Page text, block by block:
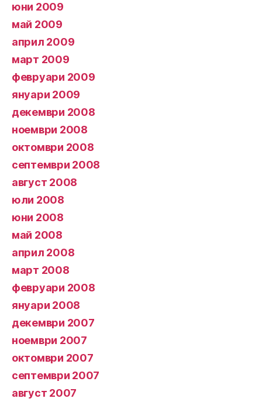
юни 2009
май 2009
април 2009
март 2009
февруари 2009
януари 2009
декември 2008
ноември 2008
октомври 2008
септември 2008
август 2008
юли 2008
юни 2008
май 2008
април 2008
март 2008
февруари 2008
януари 2008
декември 2007
ноември 2007
октомври 2007
септември 2007
август 2007